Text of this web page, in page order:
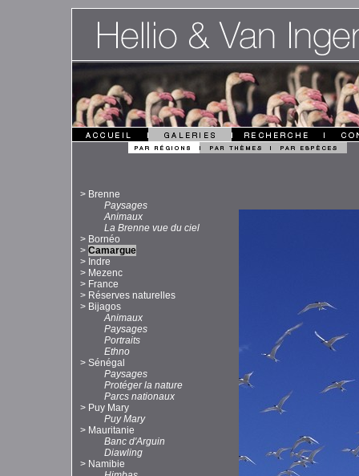
> Brenne
Paysages
Animaux
La Brenne vue du ciel
> Bornéo
> Camargue
> Indre
> Mezenc
> France
> Réserves naturelles
> Bijagos
Animaux
Paysages
Portraits
Ethno
> Sénégal
Paysages
Protéger la nature
Parcs nationaux
> Puy Mary
Puy Mary
> Mauritanie
Banc d'Arguin
Diawling
> Namibie